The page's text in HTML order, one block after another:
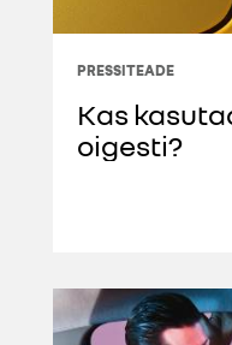
PRESSITEADE
Kas
oigesti?